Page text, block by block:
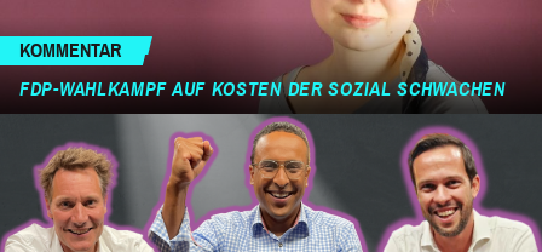
KOMMENTAR
FDP-WAHLKAMPF AUF KOSTEN DER SOZIAL SCHWACHEN